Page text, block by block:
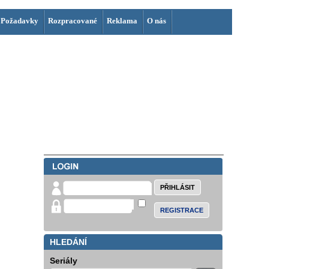
Požadavky Rozpracované Reklama O nás
REGISTRACE
HLEDÁNÍ
Seriály